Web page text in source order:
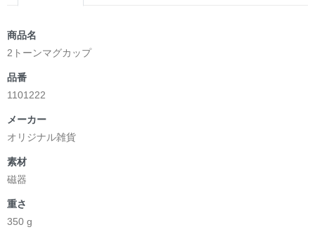
商品名
2トーンマグカップ
品番
1101222
メーカー
オリジナル雑貨
素材
磁器
重さ
350 g